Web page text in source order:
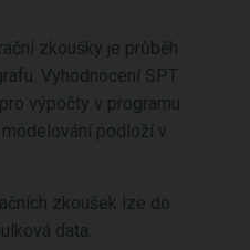
zkoušky je průběh
Vyhodnocení SPT
výpočty v programu
modelování podloží v
zkoušek lze do
data.